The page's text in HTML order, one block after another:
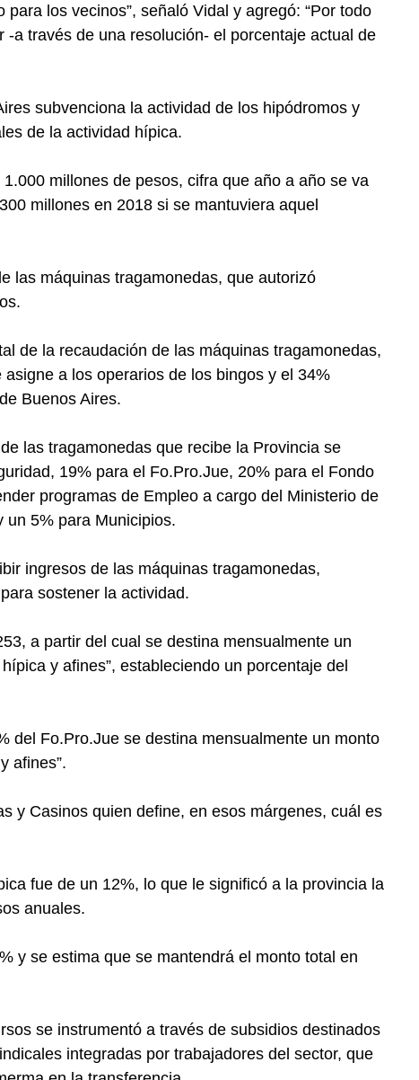
los vecinos”, señaló Vidal y agregó: “Por todo
a través de una resolución- el porcentaje actual de
subvenciona la actividad de los hipódromos y
de la actividad hípica.
millones de pesos, cifra que año a año se va
millones en 2018 si se mantuviera aquel
las máquinas tragamonedas, que autorizó
de la recaudación de las máquinas tragamonedas,
a los operarios de los bingos y el 34%
Buenos Aires.
las tragamonedas que recibe la Provincia se
19% para el Fo.Pro.Jue, 20% para el Fondo
programas de Empleo a cargo del Ministerio de
un 5% para Municipios.
ingresos de las máquinas tragamonedas,
sostener la actividad.
a partir del cual se destina mensualmente un
y afines”, estableciendo un porcentaje del
del Fo.Pro.Jue se destina mensualmente un monto
afines”.
y Casinos quien define, en esos márgenes, cuál es
fue de un 12%, lo que le significó a la provincia la
anuales.
y se estima que se mantendrá el monto total en
se instrumentó a través de subsidios destinados
integradas por trabajadores del sector, que